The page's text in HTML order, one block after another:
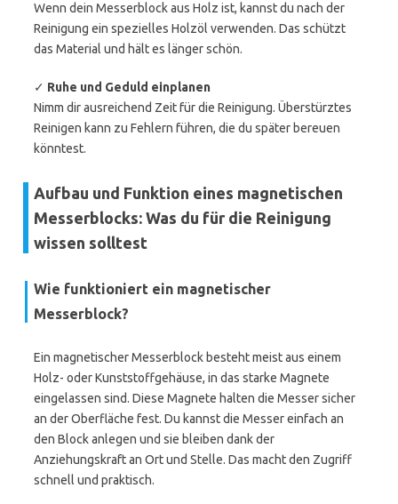
Wenn dein Messerblock aus Holz ist, kannst du nach der
Reinigung ein spezielles Holzöl verwenden. Das schützt
das Material und hält es länger schön.
✓ Ruhe und Geduld einplanen
Nimm dir ausreichend Zeit für die Reinigung. Überstürztes
Reinigen kann zu Fehlern führen, die du später bereuen
könntest.
Aufbau und Funktion eines magnetischen
Messerblocks: Was du für die Reinigung
wissen solltest
Wie funktioniert ein magnetischer
Messerblock?
Ein magnetischer Messerblock besteht meist aus einem
Holz- oder Kunststoffgehäuse, in das starke Magnete
eingelassen sind. Diese Magnete halten die Messer sicher
an der Oberfläche fest. Du kannst die Messer einfach an
den Block anlegen und sie bleiben dank der
Anziehungskraft an Ort und Stelle. Das macht den Zugriff
schnell und praktisch.